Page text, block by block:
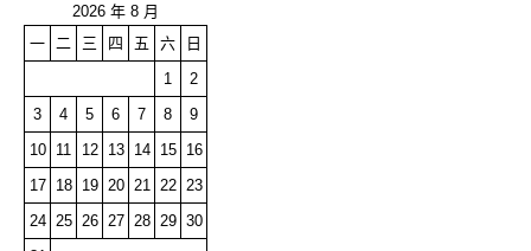
2026 年 8 月
一 二 三 四 五 六
日
1
2
3
4 5 6 7 8
9
10
11 12 13 14 15
16
17
18 19 20 21 22 23
24 25 26 27 28 29 30